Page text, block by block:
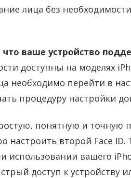
лица без
ваше устройство
доступны на моделях
необходимо перейти в
процедуру настройки
понятную и точную
настроить второй Face ID.
использовании вашего
доступ к устройству